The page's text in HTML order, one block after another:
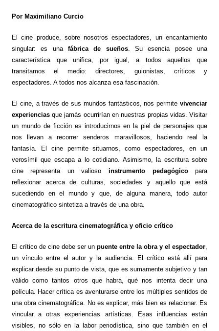
Por Maximiliano Curcio
El cine produce, sobre nosotros espectadores, un encantamiento
singular: es una fábrica de sueños. Su esencia posee una
característica que unifica, por igual, a todos aquellos que
transitamos el medio: directores, guionistas, críticos y
espectadores. A todos nos alcanza esa fascinación.
El cine, a través de sus mundos fantásticos, nos permitevivenciar
experienciasque jamás ocurrirían en nuestras propias vidas. Visitar
un mundo de ficción es introducirnos en la piel de personajes que
nos llevan a recorrer senderos maravillosos, haciendo real la
fantasía. El cine permite situarnos, como espectadores, en un
verosímil que escapa a lo cotidiano. Asimismo, la escritura sobre
cine representa un valiosoinstrumento pedagógicopara
reflexionar acerca de culturas, sociedades y aquello que está
sucediendo en el mundo y que, de alguna manera, todo autor
cinematográfico sintetiza a través de una obra.
Acerca de la escritura cinematográfica y oficio crítico
El crítico de cine debe ser un puente entre la obra y el espectador
un vínculo entre el autor y la audiencia. El crítico está allí para
explicar desde su punto de vista, que es sumamente subjetivo y tan
válido como tantos otros que habrá, qué nos intenta decir una
película. Hacer crítica es aventurarse entre los múltiples sentidos de
una obra cinematográfica. No es explicar, más bien es relacionar. Es
vincular a otras experiencias artísticas. Esas influencias están
visibles, no sólo en la labor periodística, sino que también en ­el